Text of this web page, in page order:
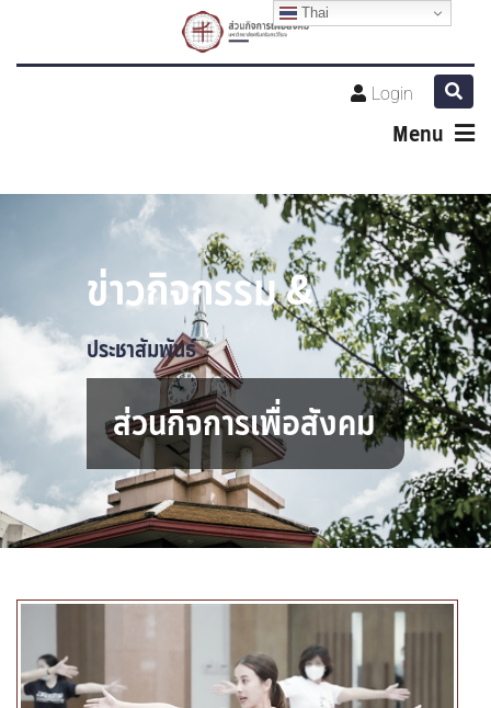
Login
Menu
ข่าวกิจกรรม &
ประชาสัมพันธ์
ส่วนกิจการเพื่อสังคม
Thai